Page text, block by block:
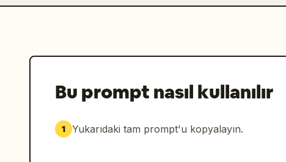
Bu prompt nasıl kullanılır
1 Yukarıdaki tam prompt'u kopyalayın.